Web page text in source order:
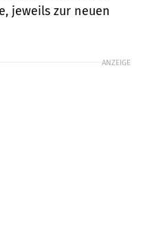
jeweils zur neuen
ANZEIGE